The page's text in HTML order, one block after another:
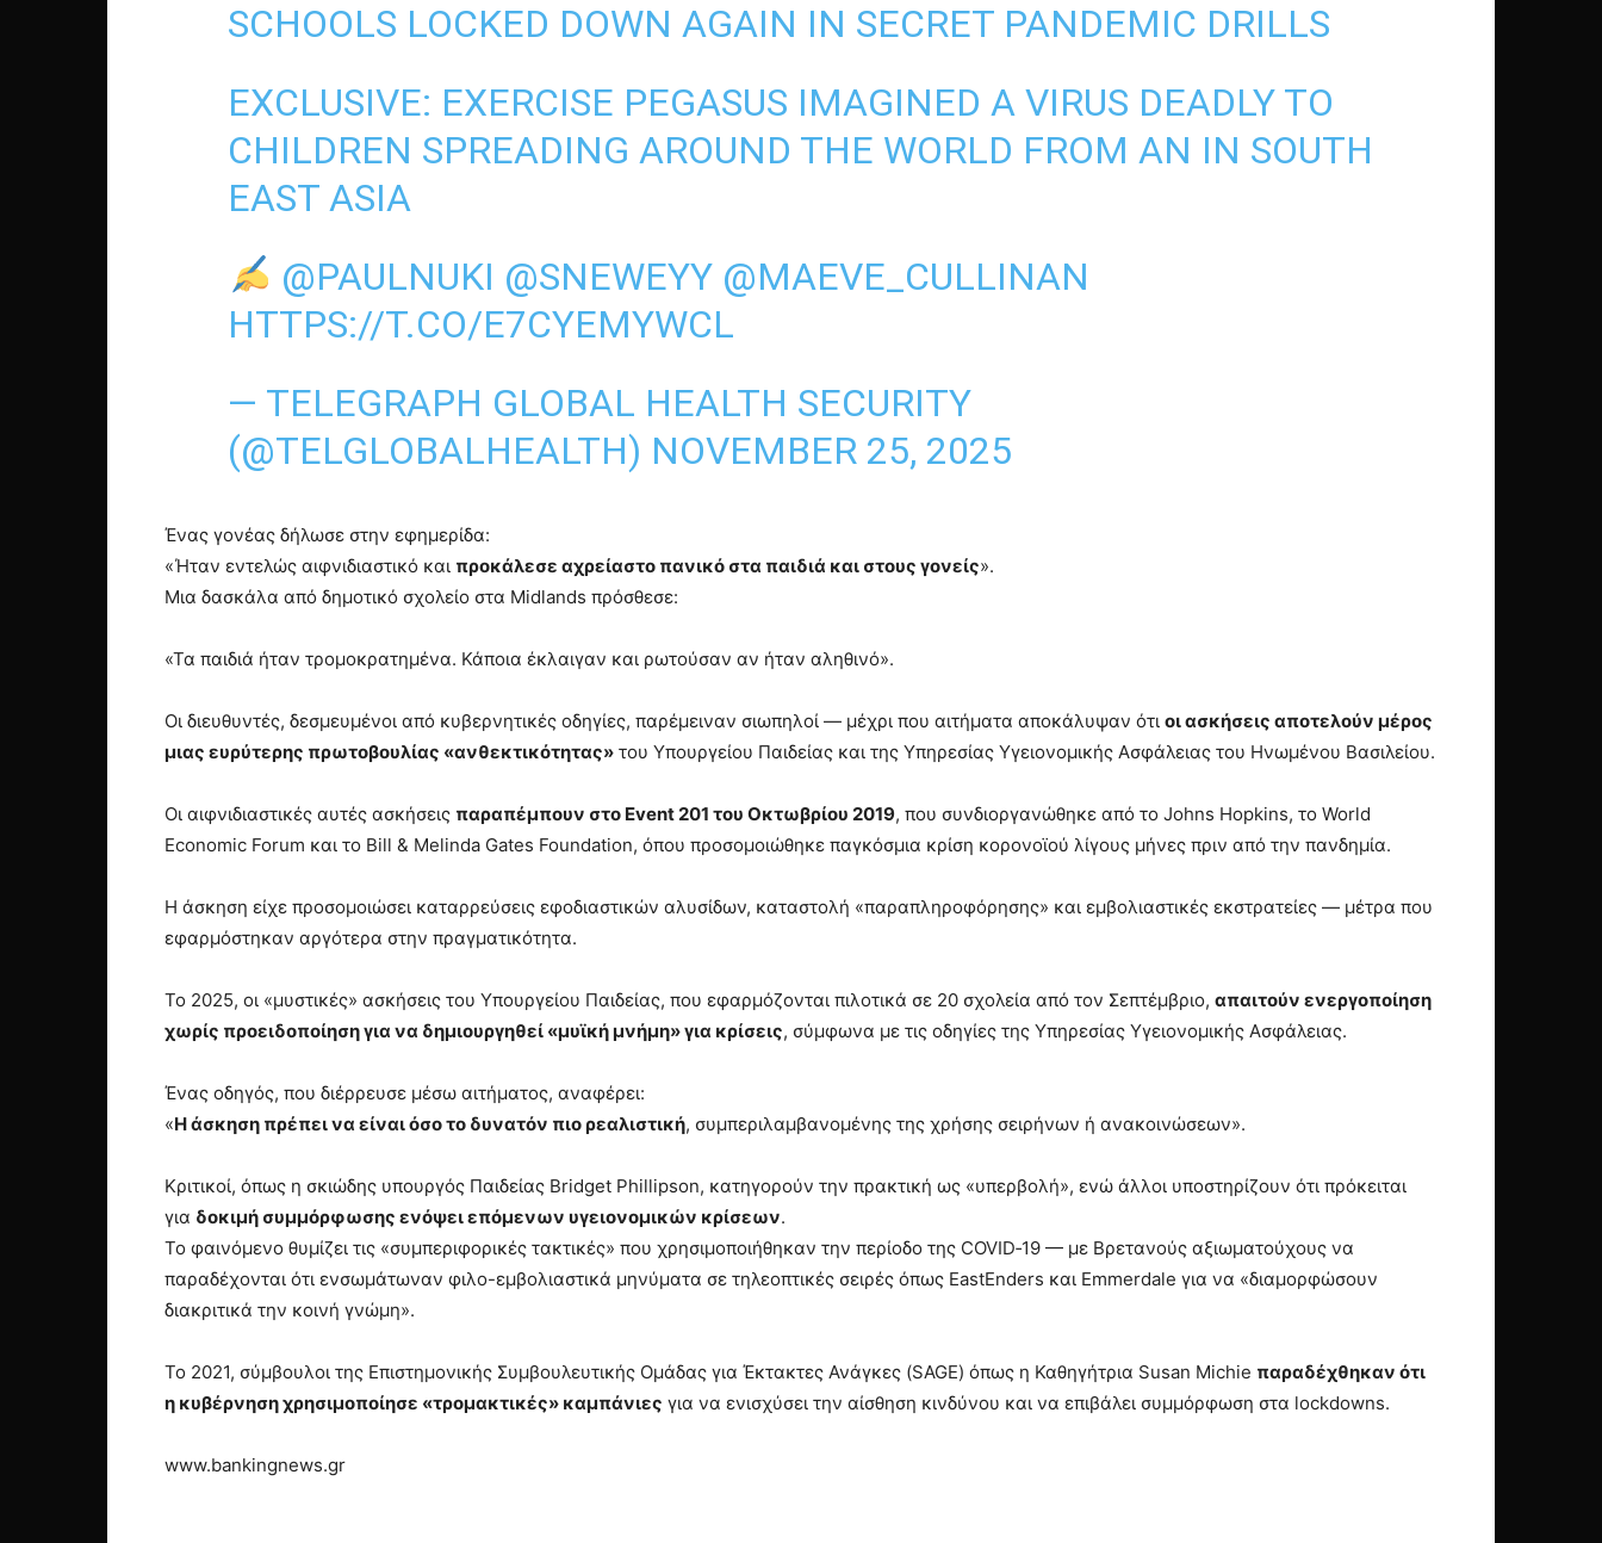
SCHOOLS LOCKED DOWN AGAIN IN SECRET PANDEMIC DRILLS
EXCLUSIVE: EXERCISE PEGASUS IMAGINED A VIRUS DEADLY TO
CHILDREN SPREADING AROUND THE WORLD FROM AN IN SOUTH
EAST ASIA
@PAULNUKI @SNEWEYY @MAEVE_CULLINAN
HTTPS://T.CO/E7CYEMYWCL
— TELEGRAPH GLOBAL HEALTH SECURITY
(@TELGLOBALHEALTH) NOVEMBER 25, 2025
Ένας γονέας δήλωσε στην εφημερίδα:
«Ήταν εντελώς αιφνιδιαστικό και προκάλεσε αχρείαστο πανικό στα παιδιά και στους γονείς».
Μια δασκάλα από δημοτικό σχολείο στα Midlands πρόσθεσε:
«Τα παιδιά ήταν τρομοκρατημένα. Κάποια έκλαιγαν και ρωτούσαν αν ήταν αληθινό».
Οι διευθυντές, δεσμευμένοι από κυβερνητικές οδηγίες, παρέμειναν σιωπηλοί — μέχρι που αιτήματα αποκάλυψαν ότι οι ασκήσεις αποτελούν μέρος
μιας ευρύτερης πρωτοβουλίας «ανθεκτικότητας» του Υπουργείου Παιδείας και της Υπηρεσίας Υγειονομικής Ασφάλειας του Ηνωμένου Βασιλείου.
Οι αιφνιδιαστικές αυτές ασκήσεις παραπέμπουν στο Event 201 του Οκτωβρίου 2019, που συνδιοργανώθηκε από το Johns Hopkins, το World
Economic Forum και το Bill & Melinda Gates Foundation, όπου προσομοιώθηκε παγκόσμια κρίση κορονοϊού λίγους μήνες πριν από την πανδημία.
Η άσκηση είχε προσομοιώσει καταρρεύσεις εφοδιαστικών αλυσίδων, καταστολή «παραπληροφόρησης» και εμβολιαστικές εκστρατείες — μέτρα που
εφαρμόστηκαν αργότερα στην πραγματικότητα.
Το 2025, οι «μυστικές» ασκήσεις του Υπουργείου Παιδείας, που εφαρμόζονται πιλοτικά σε 20 σχολεία από τον Σεπτέμβριο, απαιτούν ενεργοποίηση
χωρίς προειδοποίηση για να δημιουργηθεί «μυϊκή μνήμη» για κρίσεις, σύμφωνα με τις οδηγίες της Υπηρεσίας Υγειονομικής Ασφάλειας.
Ένας οδηγός, που διέρρευσε μέσω αιτήματος, αναφέρει:
«Η άσκηση πρέπει να είναι όσο το δυνατόν πιο ρεαλιστική, συμπεριλαμβανομένης της χρήσης σειρήνων ή ανακοινώσεων».
Κριτικοί, όπως η σκιώδης υπουργός Παιδείας Bridget Phillipson, κατηγορούν την πρακτική ως «υπερβολή», ενώ άλλοι υποστηρίζουν ότι πρόκειται
για δοκιμή συμμόρφωσης ενόψει επόμενων υγειονομικών κρίσεων.
Το φαινόμενο θυμίζει τις «συμπεριφορικές τακτικές» που χρησιμοποιήθηκαν την περίοδο της COVID‑19 — με Βρετανούς αξιωματούχους να
παραδέχονται ότι ενσωμάτωναν φιλο-εμβολιαστικά μηνύματα σε τηλεοπτικές σειρές όπως EastEnders και Emmerdale για να «διαμορφώσουν
διακριτικά την κοινή γνώμη».
Το 2021, σύμβουλοι της Επιστημονικής Συμβουλευτικής Ομάδας για Έκτακτες Ανάγκες (SAGE) όπως η Καθηγήτρια Susan Michie παραδέχθηκαν ότι
η κυβέρνηση χρησιμοποίησε «τρομακτικές» καμπάνιες για να ενισχύσει την αίσθηση κινδύνου και να επιβάλει συμμόρφωση στα lockdowns.
www.bankingnews.gr